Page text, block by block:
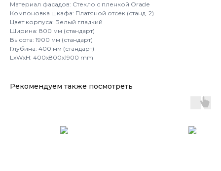
Материал фасадов: Стекло с пленкой Oracle
Компоновка шкафа: Платяной отсек (станд. 2)
Цвет корпуса: Белый гладкий
Ширина: 800 мм (стандарт)
Высота: 1900 мм (стандарт)
Глубина: 400 мм (стандарт)
LxWxH: 400x800x1900 mm
Рекомендуем также посмотреть